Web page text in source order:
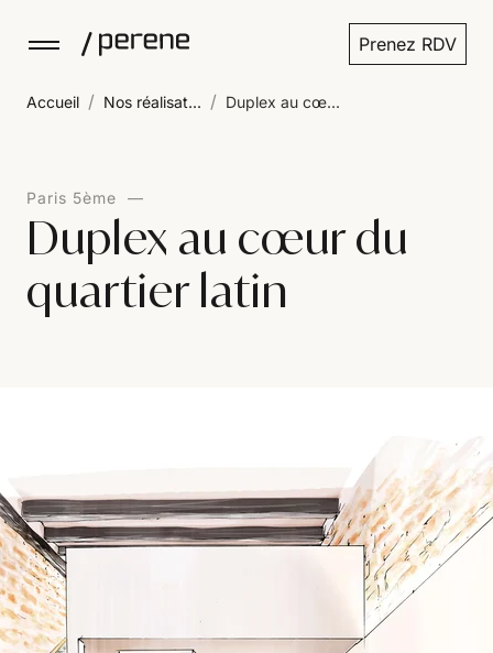
Prenez RDV
Accueil / Nos réalisat... / Duplex au cœ...
Paris 5ème
Duplex au cœur du
quartier latin